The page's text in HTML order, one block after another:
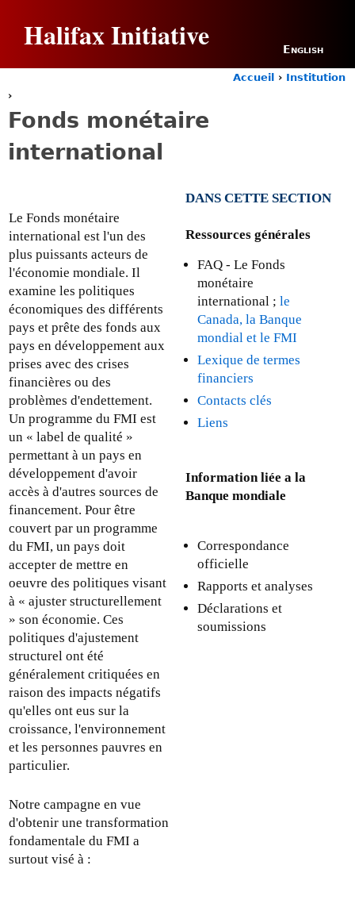
Halifax Initiative English
u
r
r
e
Accueil › Institution
›
Fonds monétaire
international
Le Fonds monétaire
international est l'un des
plus puissants acteurs de
l'économie mondiale. Il
examine les politiques
économiques des différents
pays et prête des fonds aux
pays en développement aux
prises avec des crises
financières ou des
problèmes d'endettement.
Un programme du FMI est
un « label de qualité »
permettant à un pays en
développement d'avoir
accès à d'autres sources de
financement. Pour être
couvert par un programme
du FMI, un pays doit
accepter de mettre en
oeuvre des politiques visant
à « ajuster structurellement
» son économie. Ces
politiques d'ajustement
structurel ont été
généralement critiquées en
raison des impacts négatifs
qu'elles ont eus sur la
croissance, l'environnement
et les personnes pauvres en
particulier.
Notre campagne en vue
d'obtenir une transformation
fondamentale du FMI a
surtout visé à :
DANS CETTE SECTION
Ressources générales
FAQ - Le Fonds
monétaire
international ; le
Canada, la Banque
mondial et le FMI
Lexique de termes
financiers
Contacts clés
Liens
Information liée a la
Banque mondiale
Correspondance
officielle
Rapports et analyses
Déclarations et
soumissions